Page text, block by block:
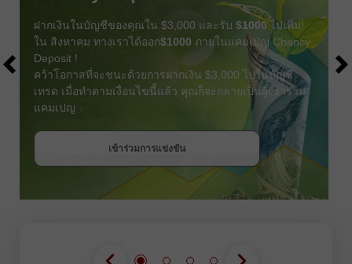
ฝากเงินในบัญชีของคุณใน $3,000 และรับ $1000ไปเพิ่ม!
ใน สิงหาคม ทางเราได้ออก$1000 ภายในแคมเปญ Chancy
Deposit !
คว้าโอกาสที่จะชนะด้วยการฝากเงิน $3,000 ไปในบัญชี
เทรด เมื่อทำตามเงื่อนไขนี้แล้ว คุณก็จะกลายเป็นผู้เข้าร่วม
แคมเปญ
เข้าร่วมการแข่งขัน